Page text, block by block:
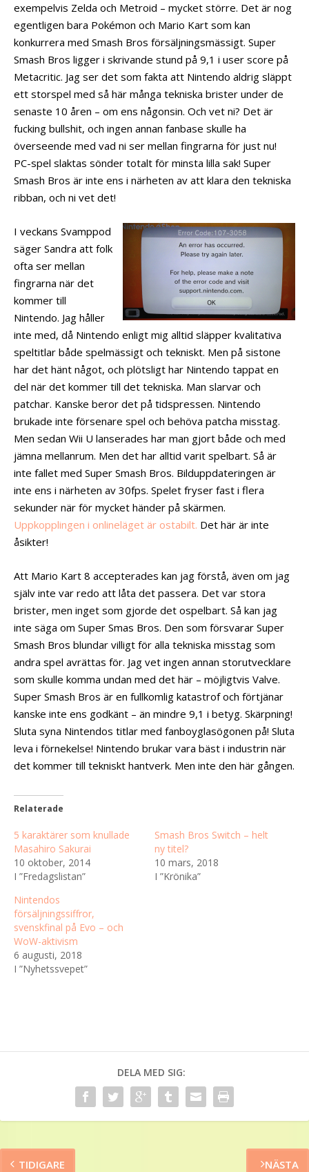
exempelvis Zelda och Metroid – mycket större. Det är nog
egentligen bara Pokémon och Mario Kart som kan
konkurrera med Smash Bros försäljningsmässigt. Super
Smash Bros ligger i skrivande stund på 9,1 i user score på
Metacritic. Jag ser det som fakta att Nintendo aldrig släppt
ett storspel med så här många tekniska brister under de
senaste 10 åren – om ens någonsin. Och vet ni? Det är
fucking bullshit, och ingen annan fanbase skulle ha
överseende med vad ni ser mellan fingrarna för just nu!
PC-spel slaktas sönder totalt för minsta lilla sak! Super
Smash Bros är inte ens i närheten av att klara den tekniska
ribban, och ni vet det!
I veckans Svamppod
säger Sandra att folk
ofta ser mellan
fingrarna när det
kommer till
Nintendo. Jag håller
inte med, då Nintendo enligt mig alltid släpper kvalitativa
speltitlar både spelmässigt och tekniskt. Men på sistone
har det hänt något, och plötsligt har Nintendo tappat en
del när det kommer till det tekniska. Man slarvar och
patchar. Kanske beror det på tidspressen. Nintendo
brukade inte försenare spel och behöva patcha misstag.
Men sedan Wii U lanserades har man gjort både och med
jämna mellanrum. Men det har alltid varit spelbart. Så är
inte fallet med Super Smash Bros. Bilduppdateringen är
inte ens i närheten av 30fps. Spelet fryser fast i flera
sekunder när för mycket händer på skärmen.
Uppkopplingen i onlineläget är ostabilt. Det här är inte
åsikter!
Att Mario Kart 8 accepterades kan jag förstå, även om jag
själv inte var redo att låta det passera. Det var stora
brister, men inget som gjorde det ospelbart. Så kan jag
inte säga om Super Smas Bros. Den som försvarar Super
Smash Bros blundar villigt för alla tekniska misstag som
andra spel avrättas för. Jag vet ingen annan storutvecklare
som skulle komma undan med det här – möjligtvis Valve.
Super Smash Bros är en fullkomlig katastrof och förtjänar
kanske inte ens godkänt – än mindre 9,1 i betyg. Skärpning!
Sluta syna Nintendos titlar med fanboyglasögonen på! Sluta
leva i förnekelse! Nintendo brukar vara bäst i industrin när
det kommer till tekniskt hantverk. Men inte den här gången.
Relaterade
5 karaktärer som knullade
Masahiro Sakurai
10 oktober, 2014
I ”Fredagslistan”
Smash Bros Switch – helt
ny titel?
10 mars, 2018
I ”Krönika”
Nintendos
försäljningssiffror,
svenskfinal på Evo – och
WoW-aktivism
6 augusti, 2018
I ”Nyhetssvepet”
DELA MED SIG:
TIDIGARE NÄSTA